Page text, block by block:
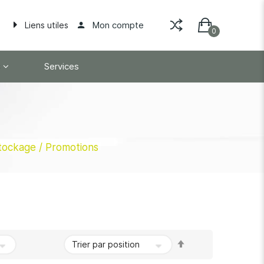
Liens utiles Mon compte
Services
/ Promotions